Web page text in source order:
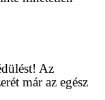
Az
már az egész